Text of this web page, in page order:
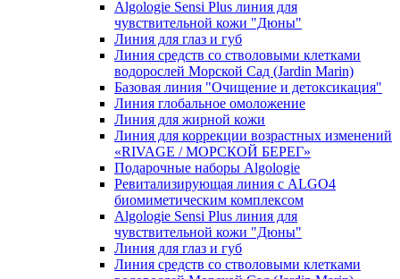
Algologie Sensi Plus линия для
чувcтвительной кожи "Дюны"
Линия для глаз и губ
Линия средств со стволовыми клетками
водорослей Морской Сад (Jardin Marin)
Базовая линия "Очищение и детоксикация"
Линия глобальное омоложение
Линия для жирной кожи
Линия для коррекции возрастных изменений
«RIVAGE / МОРСКОЙ БЕРЕГ»
Подарочные наборы Algologie
Ревитализирующая линия с ALGO4
биомиметическим комплексом
Algologie Sensi Plus линия для
чувcтвительной кожи "Дюны"
Линия для глаз и губ
Линия средств со стволовыми клетками